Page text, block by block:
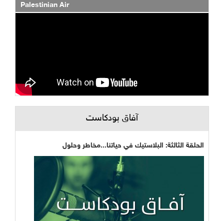
Palestinian Air
آفاق بودكاست
الحلقة الثالثة: البلاستيك في حياتنا...مخاطر وحلول